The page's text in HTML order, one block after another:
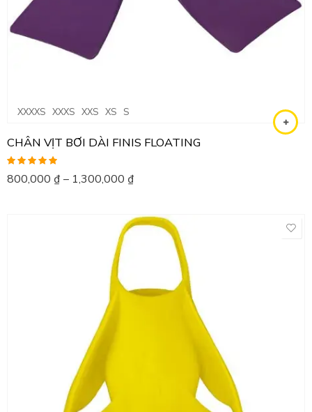
XXXXS XXXS XXS XS S
CHÂN VỊT BƠI DÀI FINIS FLOATING
Được xếp
hạng5.00 5
800,000 ₫ – 1,300,000 ₫